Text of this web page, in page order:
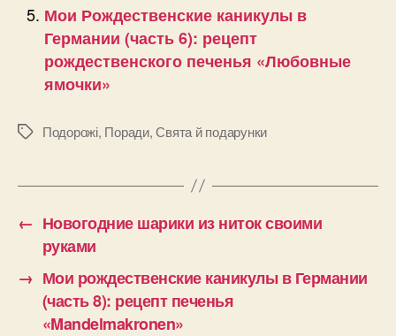
Мои Рождественские каникулы в
Германии (часть 6): рецепт
рождественского печенья «Любовные
ямочки»
ПозначкиПодорожі, Поради,Свята й подарунки
← Новогодние шарики из ниток своими
руками
→ Мои рождественские каникулы в Германии
(часть 8): рецепт печенья
«Mandelmakronen»